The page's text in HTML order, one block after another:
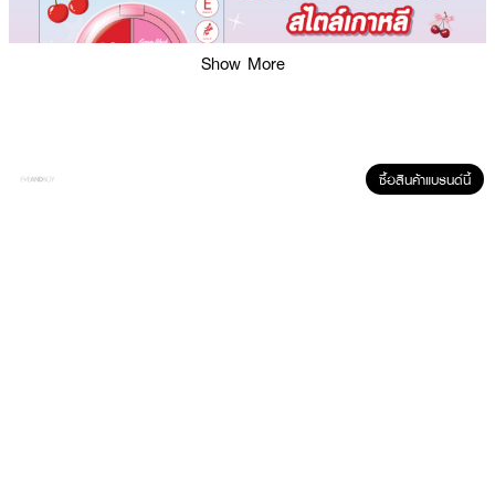
Show More
ซื้อสินค้าแบรนด์นี้